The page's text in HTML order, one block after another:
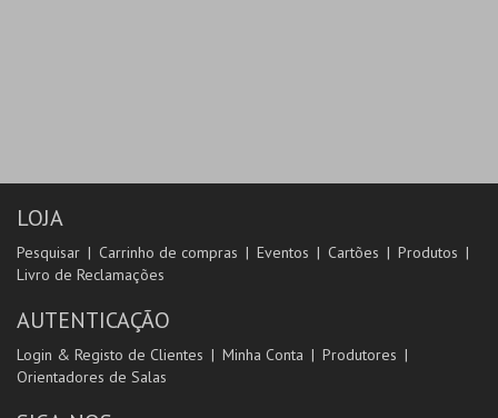
LOJA
Pesquisar Carrinho de compras Eventos Cartões
Produtos
Livro de Reclamações
AUTENTICAÇÃO
Login & Registo de Clientes Minha Conta
Produtores
Orientadores de Salas